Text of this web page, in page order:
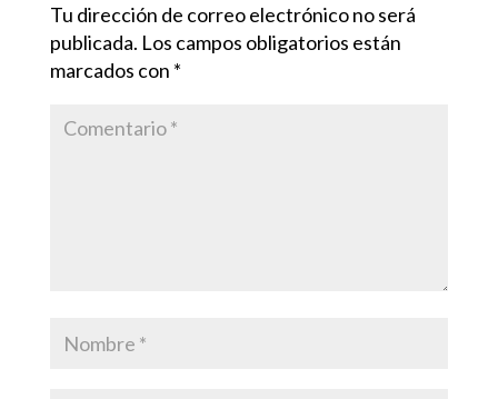
Tu dirección de correo electrónico no será
publicada. Los campos obligatorios están
marcados con *